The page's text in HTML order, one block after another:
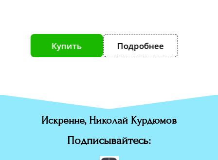
Купить Подробнее
Искренне, Николай Курдюмов
Подписывайтесь: